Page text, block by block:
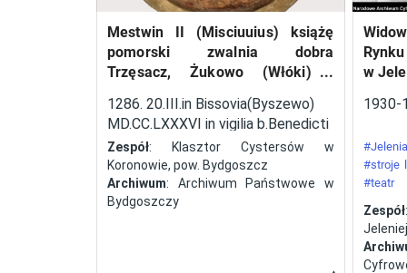
techniczny konstrukcji
startujących w zawodach
samolotów. Ponadto
przeprowadzano próby
zużycia paliwa, szybkiego
uruchomienia silnika,
oceniano czas i sposób
składania i rozkładania
Mestwin II (Misciuuius) książę
pomorski zwalnia dobra
Trzęsacz, Żukowo (Włóki) i
Dobrcz w kasztelanii
wyszogrodzkiej, należące do
klasztoru cystersów w
1286. 20.III.in Bissovia(Byszewo)
MD.CC.LXXXVI in vigilia b.Benedicti
abbatos.
Zespół: Klasztor Cystersów w
Koronowie, pow. Bydgoszcz
Archiwum: Archiwum Państwowe w
Bydgoszczy
w
1930-
#stroje
#teatr
Zespół